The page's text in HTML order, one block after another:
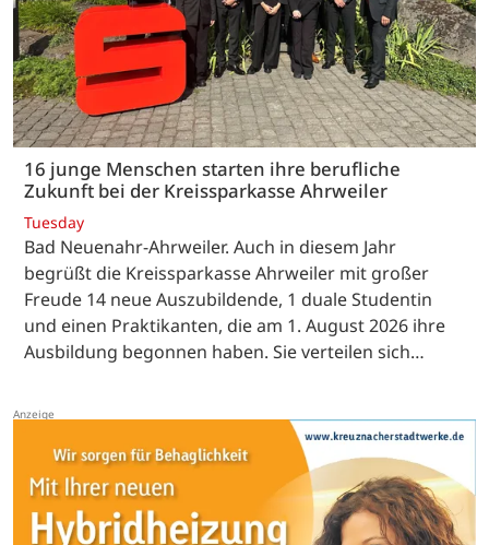
16 junge Menschen starten ihre berufliche
Zukunft bei der Kreissparkasse Ahrweiler
Tuesday
Bad Neuenahr-Ahrweiler. Auch in diesem Jahr
begrüßt die Kreissparkasse Ahrweiler mit großer
Freude 14 neue Auszubildende, 1 duale Studentin
und einen Praktikanten, die am 1. August 2026 ihre
Ausbildung begonnen haben. Sie verteilen sich…